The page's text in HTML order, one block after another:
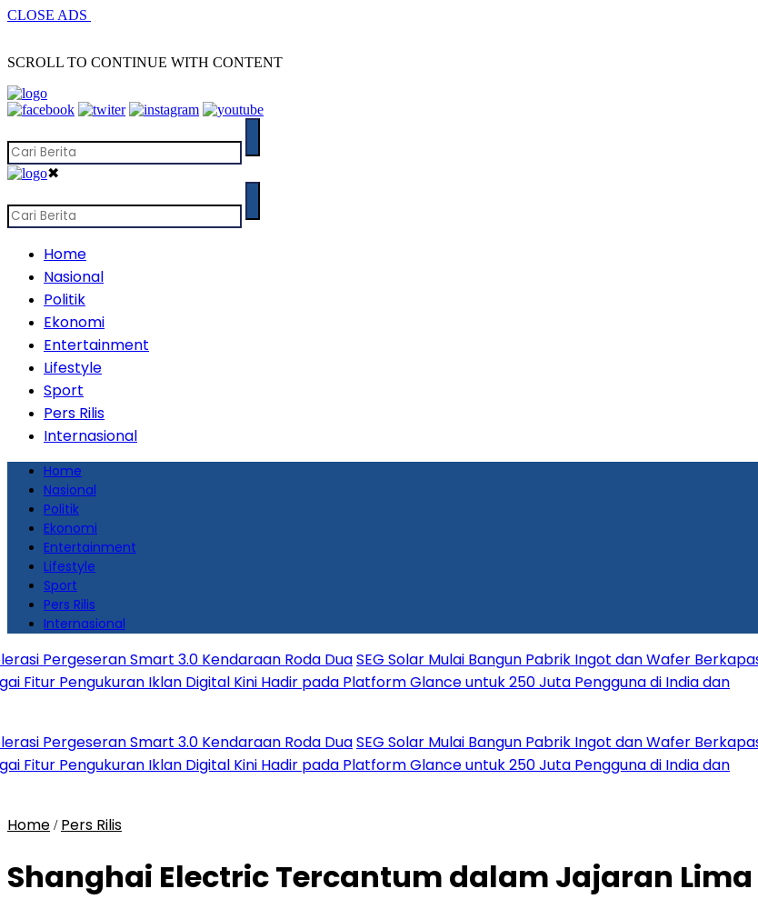
CLOSE ADS
SCROLL TO CONTINUE WITH CONTENT
✖
Home
Nasional
Politik
Ekonomi
Entertainment
Lifestyle
Sport
Pers Rilis
Internasional
Home
Nasional
Politik
Ekonomi
Entertainment
Lifestyle
Sport
Pers Rilis
Internasional
Smart 3.0 Kendaraan Roda DuaSEG Solar Mulai Bangun Pabrik Ingot dan Wafer Berkapasitas 3
Iklan Digital Kini Hadir pada Platform Glance untuk 250 Juta Pengguna di India dan
Smart 3.0 Kendaraan Roda DuaSEG Solar Mulai Bangun Pabrik Ingot dan Wafer Berkapasitas 3
Iklan Digital Kini Hadir pada Platform Glance untuk 250 Juta Pengguna di India dan
Home / Pers Rilis
Shanghai Electric Tercantum dalam Jajaran